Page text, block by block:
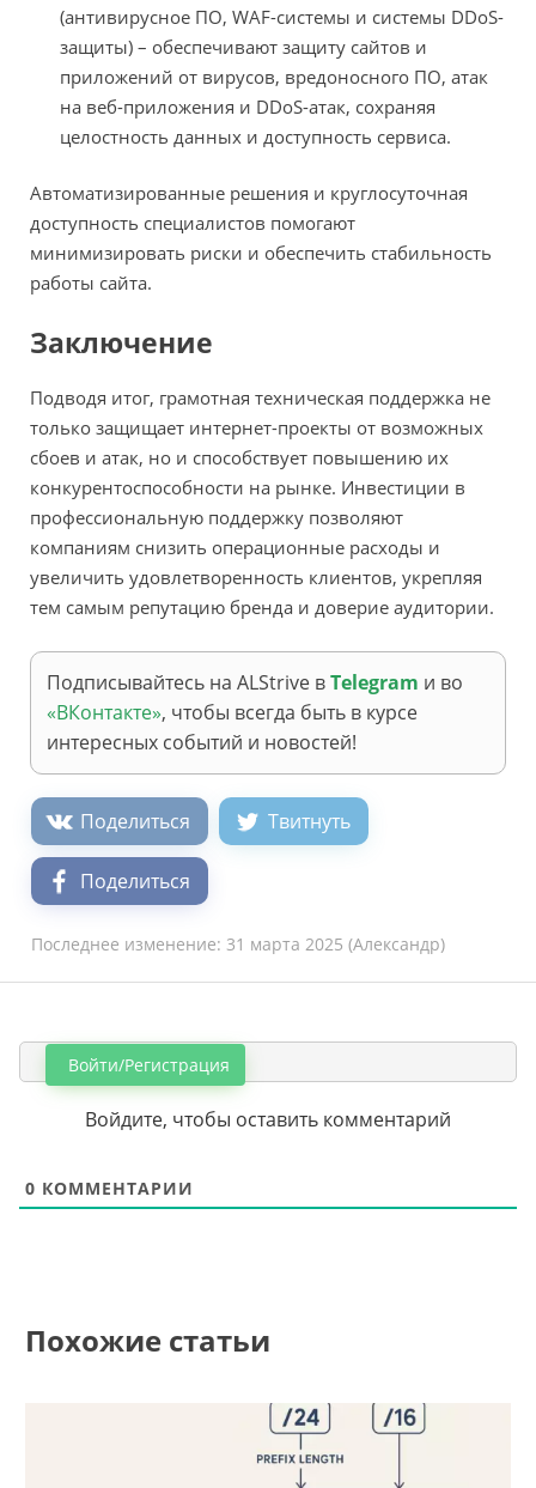
(антивирусное ПО, WAF-системы и системы DDoS-
защиты) – обеспечивают защиту сайтов и
приложений от вирусов, вредоносного ПО, атак
на веб-приложения и DDoS-атак, сохраняя
целостность данных и доступность сервиса.
Автоматизированные решения и круглосуточная
доступность специалистов помогают
минимизировать риски и обеспечить стабильность
работы сайта.
Заключение
Подводя итог, грамотная техническая поддержка не
только защищает интернет-проекты от возможных
сбоев и атак, но и способствует повышению их
конкурентоспособности на рынке. Инвестиции в
профессиональную поддержку позволяют
компаниям снизить операционные расходы и
увеличить удовлетворенность клиентов, укрепляя
тем самым репутацию бренда и доверие аудитории.
Подписывайтесь на ALStrive вTelegram и во
«ВКонтакте», чтобы всегда быть в курсе
интересных событий и новостей!
Поделиться Твитнуть
Поделиться
Последнее изменение: 31 марта 2025 (Александр)
Войти/Регистрация
Войдите, чтобы оставить комментарий
0 КОММЕНТАРИИ
Похожие статьи